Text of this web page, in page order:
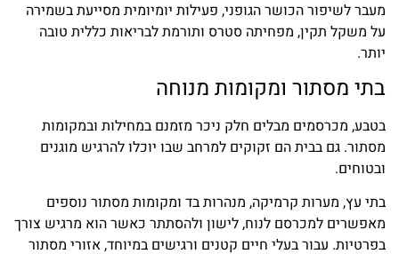
מעבר לשיפור הכושר הגופני, פעילות יומיומית מסייעת בשמירה
על משקל תקין, מפחיתה סטרס ותורמת לבריאות כללית טובה
יותר.
בתי מסתור ומקומות מנוחה
בטבע, מכרסמים מבלים חלק ניכר מזמנם במחילות ובמקומות
מסתור. גם בבית הם זקוקים למרחב שבו יוכלו להרגיש מוגנים
ובטוחים.
בתי עץ, מערות קרמיקה, מנהרות בד ומקומות מסתור נוספים
מאפשרים למכרסם לנוח, לישון ולהסתתר כאשר הוא מרגיש צורך
בפרטיות. עבור בעלי חיים קטנים ורגישים במיוחד, אזורי מסתור